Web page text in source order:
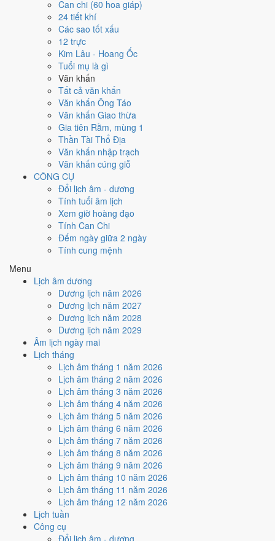
Can chi (60 hoa giáp)
24 tiết khí
Các sao tốt xấu
12 trực
Kim Lâu - Hoang Ốc
Tuổi mụ là gì
Văn khấn
Tất cả văn khấn
Văn khấn Ông Táo
Văn khấn Giao thừa
Gia tiên Rằm, mùng 1
Thần Tài Thổ Địa
Văn khấn nhập trạch
Văn khấn cúng giỗ
CÔNG CỤ
Đổi lịch âm - dương
Tính tuổi âm lịch
Xem giờ hoàng đạo
Tính Can Chi
Đếm ngày giữa 2 ngày
Tính cung mệnh
Menu
Lịch âm dương
Dương lịch năm 2026
Dương lịch năm 2027
Dương lịch năm 2028
Dương lịch năm 2029
Âm lịch ngày mai
Lịch tháng
Lịch âm tháng 1 năm 2026
Lịch âm tháng 2 năm 2026
Lịch âm tháng 3 năm 2026
Lịch âm tháng 4 năm 2026
Lịch âm tháng 5 năm 2026
Lịch âm tháng 6 năm 2026
Lịch âm tháng 7 năm 2026
Lịch âm tháng 8 năm 2026
Lịch âm tháng 9 năm 2026
Lịch âm tháng 10 năm 2026
Lịch âm tháng 11 năm 2026
Lịch âm tháng 12 năm 2026
Lịch tuần
Công cụ
Đổi lịch âm - dương
việc gì?
Ngày 15/3/2026 đạt8.6/10 trung bình cho 7 việc chính: cao nhất là
Chữa bệnh (tham khảo) (10/10)
. Trực Khai (ngày khai mở, bắt đầu mới) và gặp Sao Thanh Long
hoàng đạo nên điểm từng việc chênh nhau như bảng dưới.
Cưới hỏi - đính hôn
Rất tốt
Cưới hỏi - đính hôn hôm nay ở
Khai và Ngày Hoàng Đạo.
Cách tính ngày tốt
Khai trương - mở cửa hàng
Rất tốt
Khai trương - mở cửa hàng hôm nay ở
Trực Khai và Ngày Hoàng Đạo
Cách tính ngày tốt
Ký hợp đồng - giao ước
Tốt
Ký hợp đồng - giao ước hôm nay ở
Ngày Hoàng Đạo.
Cách tính ngày tốt
🏗️
Động thổ - khởi công
Rất tốt
Động thổ - khởi công hôm nay ở
Trực Khai và Ngày Hoàng Đạo
Cách tính ngày tốt
🏡 Nhập trạch - vào nhà mới
Rất tốt
Nhập trạch - vào nhà mới hôm nay ở
Trực Khai và Ngày Hoàng Đạo
Cách tính ngày tốt
Mua xe - tậu xe
Rất tốt
Mua xe - tậu xe hôm nay ởmức rất tốt (9/10)
Khai và Ngày Hoàng Đạo.
Cách tính ngày tốt
Xuất hành - đi xa
Rất tốt
Xuất hành - đi xa hôm nay ở
Khai và Ngày Hoàng Đạo